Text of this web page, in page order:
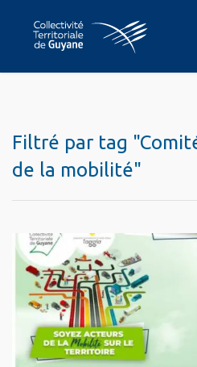
Filtré par tag
de la mobilité"